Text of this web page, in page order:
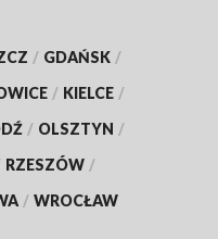
/ GDAŃSK /
/ KIELCE /
/ OLSZTYN /
RZESZÓW /
/ WROCŁAW